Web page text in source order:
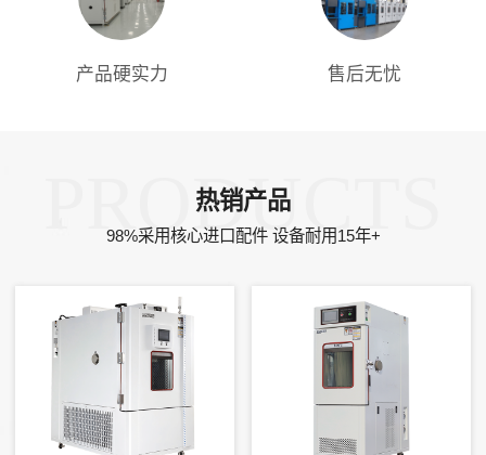
产品硬实力 售后无忧
PRODUCTS
热销产品
98%采用核心进口配件 设备耐用15年+